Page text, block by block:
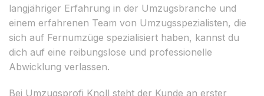
langjähriger Erfahrung in der Umzugsbranche und
einem erfahrenen Team von Umzugsspezialisten, die
sich auf Fernumzüge spezialisiert haben, kannst du
dich auf eine reibungslose und professionelle
Abwicklung verlassen.
Bei Umzugsprofi Knoll steht der Kunde an erster